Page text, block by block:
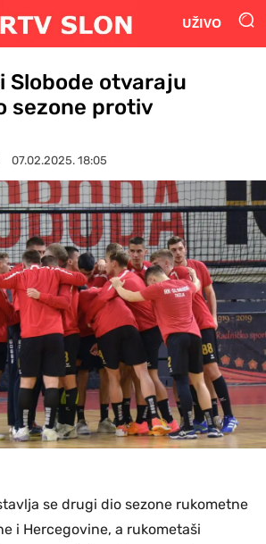
UŽIVO
Slobode otvaraju
sezone protiv
07.02.2025. 18:05
se drugi dio sezone rukometne
i Hercegovine, a rukometaši